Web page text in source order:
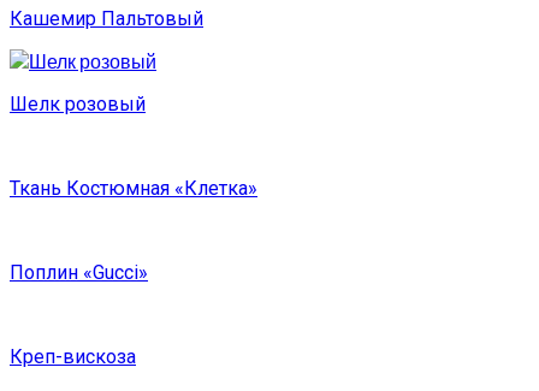
Кашемир Пальтовый
Шелк розовый
Ткань Костюмная «Клетка»
Поплин «Gucci»
Креп-вискоза